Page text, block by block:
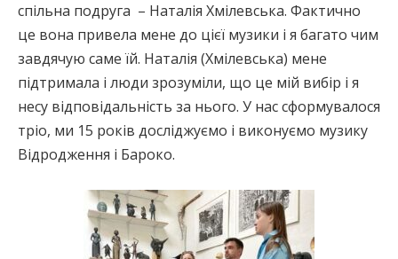
спільна подруга – Наталія Хмілевська. Фактично
це вона привела мене до цієї музики і я багато чим
завдячую саме їй. Наталія (Хмілевська) мене
підтримала і люди зрозуміли, що це мій вибір і я
несу відповідальність за нього. У нас сформувалося
тріо, ми 15 років досліджуємо і виконуємо музику
Відродження і Бароко.